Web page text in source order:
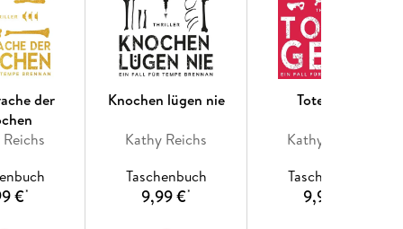
der
€*
Knochen lügen nie
Kathy Reichs
Taschenbuch
9,99 €*
Totengeld
Kathy Reichs
Taschenbuch
9,99 €